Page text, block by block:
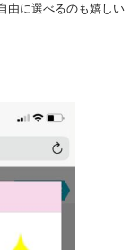
由に選べるのも嬉しい